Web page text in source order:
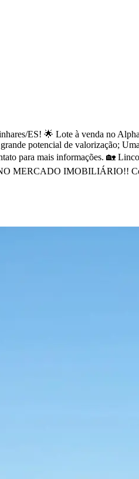
ES! 🌟 Lote à venda no
potencial de valorização;
para mais informações. 🏡
IMOBILIÁRIO!!